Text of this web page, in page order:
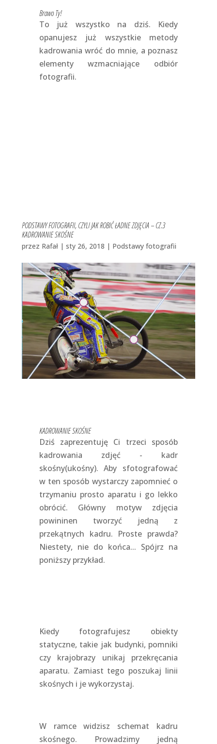
Brawo Ty!
To już wszystko na dziś. Kiedy
opanujesz już wszystkie metody
kadrowania wróć do mnie, a poznasz
elementy wzmacniające odbiór
fotografii.
PODSTAWY FOTOGRAFII, CZYLI JAK ROBIĆ ŁADNE ZDJĘCIA – CZ.3
KADROWANIE SKOŚNE
przez Rafał| sty 26, 2018 | Podstawy fotografii
KADROWANIE SKOŚNE
Dziś zaprezentuję Ci trzeci sposób
kadrowania zdjęć - kadr
skośny(ukośny). Aby sfotografować
w ten sposób wystarczy zapomnieć o
trzymaniu prosto aparatu i go lekko
obrócić. Główny motyw zdjęcia
powininen tworzyć jedną z
przekątnych kadru. Proste prawda?
Niestety, nie do końca... Spójrz na
poniższy przykład.
Kiedy fotografujesz obiekty
statyczne, takie jak budynki, pomniki
czy krajobrazy unikaj przekręcania
aparatu. Zamiast tego poszukaj linii
skośnych i je wykorzystaj.
W ramce widzisz schemat kadru
skośnego. Prowadzimy jedną